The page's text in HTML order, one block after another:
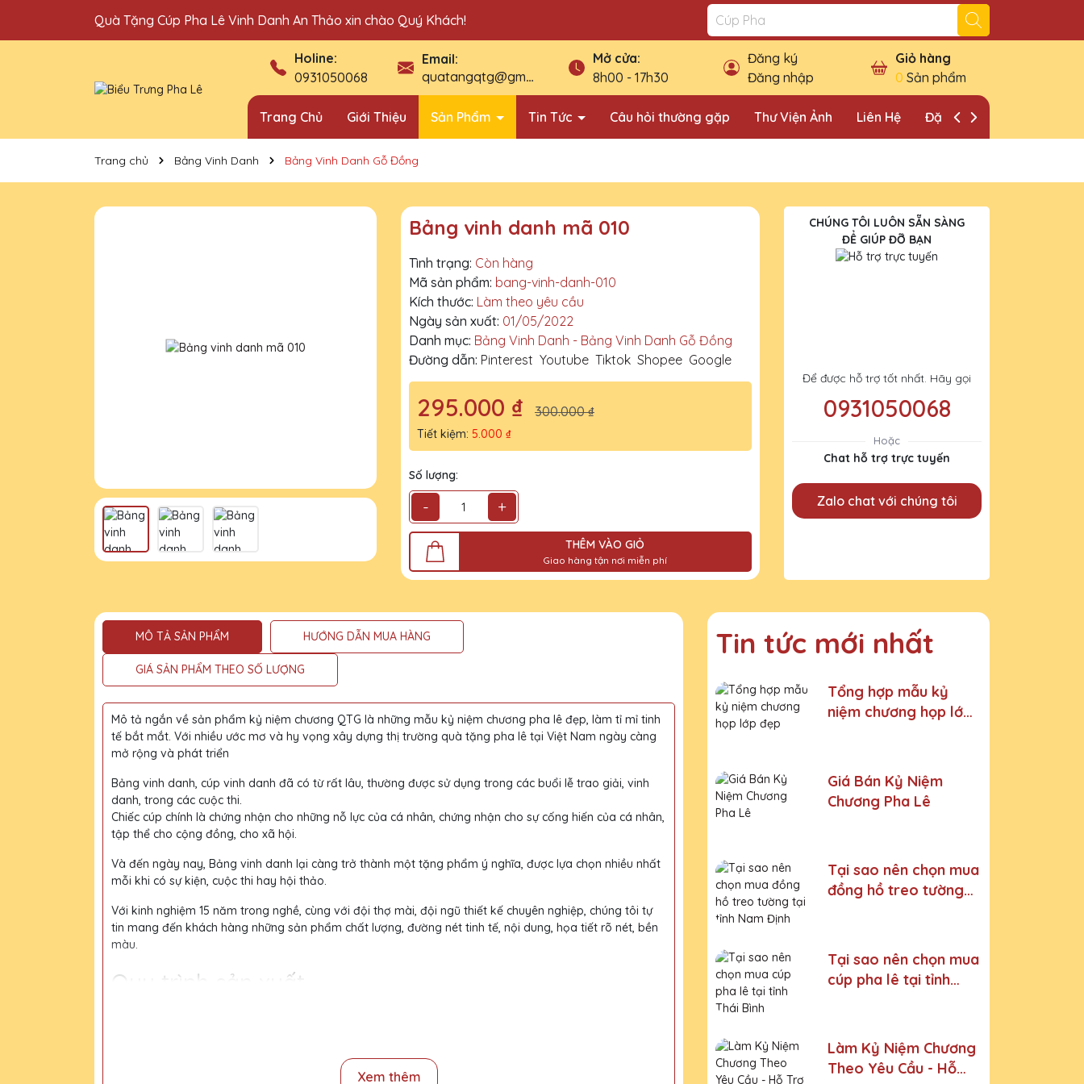
Quà Tặng Cúp Pha Lê Vinh Danh An Thảo xin chào Quý Khách!
Địa chỉ bán cúp vinh danh uy tín tại Hà Nội!
Holine:
0931050068
Email:
quatangqtg@gmail.com
Mở cửa:
8h00 - 17h30
Đăng ký
Đăng nhập
Giỏ hàng
0 Sản phẩm
Trang Chủ Giới Thiệu Sản Phẩm Tin Tức Câu hỏi thường gặp Thư Viện Ảnh Liên Hệ Đặt Lịch Khảo Sát
Trang chủ Bảng Vinh Danh Bảng Vinh Danh Gỗ Đồng
Bảng vinh danh mã 010
Tình trạng: Còn hàng
Mã sản phẩm: bang-vinh-danh-010
Kích thước: Làm theo yêu cầu
Ngày sản xuất: 01/05/2022
Danh mục: Bảng Vinh Danh - Bảng Vinh Danh Gỗ Đồng
Đường dẫn: Pinterest Youtube Tiktok Shopee Google
295.000 ₫ 300.000 ₫
Tiết kiệm: 5.000 ₫
Số lượng:
- +
THÊM VÀO GIỎ
Giao hàng tận nơi miễn phí
CHÚNG TÔI LUÔN SẴN SÀNG
ĐỂ GIÚP ĐỠ BẠN
Để được hỗ trợ tốt nhất. Hãy gọi
0931050068
Hoặc
Chat hỗ trợ trực tuyến
Zalo chat với chúng tôi
MÔ TẢ SẢN PHẨM HƯỚNG DẪN MUA HÀNG
GIÁ SẢN PHẨM THEO SỐ LƯỢNG
Mô tả ngắn về sản phẩm kỷ niệm chương QTG là những mẫu kỷ niệm chương pha lê đẹp, làm tỉ mỉ tinh
tế bắt mắt. Với nhiều ước mơ và hy vọng xây dựng thị trường quà tặng pha lê tại Việt Nam ngày càng
mở rộng và phát triển
Bảng vinh danh, cúp vinh danh đã có từ rất lâu, thường được sử dụng trong các buổi lễ trao giải, vinh
danh, trong các cuộc thi.
Chiếc cúp chính là chứng nhận cho những nỗ lực của cá nhân, chứng nhận cho sự cống hiến của cá nhân,
tập thể cho cộng đồng, cho xã hội.
Và đến ngày nay, Bảng vinh danh lại càng trở thành một tặng phẩm ý nghĩa, được lựa chọn nhiều nhất
mỗi khi có sự kiện, cuộc thi hay hội thảo.
Với kinh nghiệm 15 năm trong nghề, cùng với đội thợ mài, đội ngũ thiết kế chuyên nghiệp, chúng tôi tự
tin mang đến khách hàng những sản phẩm chất lượng, đường nét tinh tế, nội dung, họa tiết rõ nét, bền
màu.
Quy trình sản xuất
Xem thêm
Tin tức mới nhất
Tổng hợp mẫu kỷ
niệm chương họp lớp
Giá Bán Kỷ Niệm
Chương Pha Lê
Tại sao nên chọn mua
đồng hồ treo tường
Tại sao nên chọn mua
cúp pha lê tại tỉnh
Làm Kỷ Niệm Chương
Theo Yêu Cầu - Hỗ